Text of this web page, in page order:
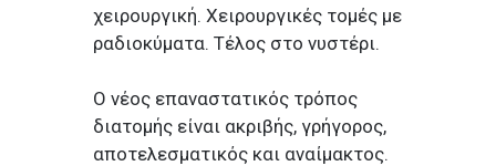
χειρουργική. Χειρουργικές τομές με
ραδιοκύματα. Τέλος στο νυστέρι.
Ο νέος επαναστατικός τρόπος
διατομής είναι ακριβής, γρήγορος,
αποτελεσματικός και αναίμακτος.